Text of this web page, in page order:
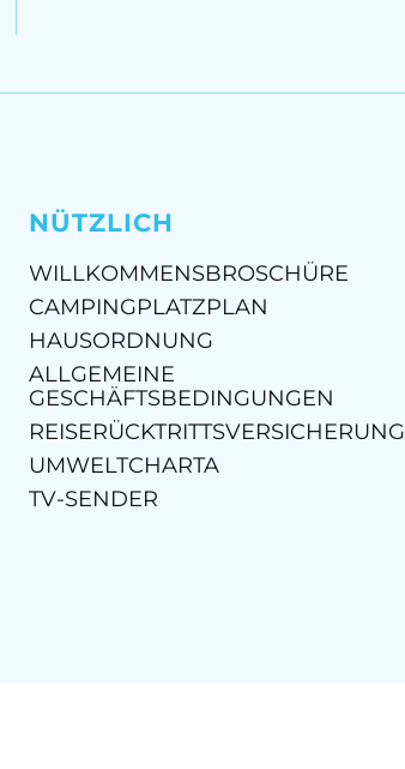
NÜTZLICH
WILLKOMMENSBROSCHÜRE
CAMPINGPLATZPLAN
HAUSORDNUNG
ALLGEMEINE
GESCHÄFTSBEDINGUNGEN
REISERÜCKTRITTSVERSICHERUNG
UMWELTCHARTA
TV-SENDER